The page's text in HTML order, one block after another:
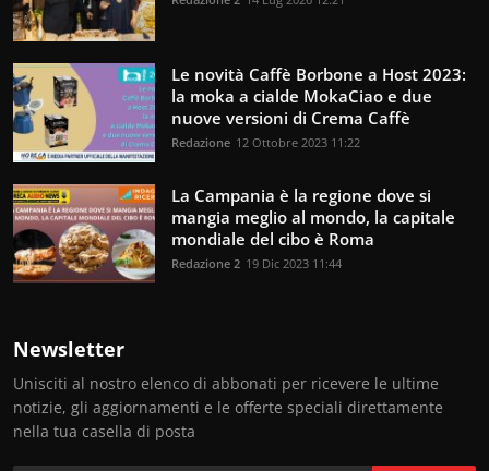
Le novità Caffè Borbone a Host 2023:
la moka a cialde MokaCiao e due
nuove versioni di Crema Caffè
Redazione 12 Ottobre 2023 11:22
La Campania è la regione dove si
mangia meglio al mondo, la capitale
mondiale del cibo è Roma
Redazione 2 19 Dic 2023 11:44
Newsletter
Unisciti al nostro elenco di abbonati per ricevere le ultime
notizie, gli aggiornamenti e le offerte speciali direttamente
nella tua casella di posta